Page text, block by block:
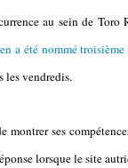
au sein de Toro
a été nommé
les vendredis.
ses
lorsque le site